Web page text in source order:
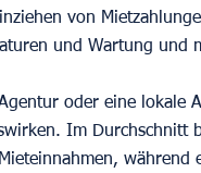
von
und Wartung und
oder eine lokale
Im Durchschnitt